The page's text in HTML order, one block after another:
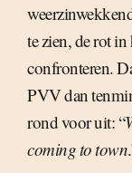
te zien, de rot
confronteren.
PVV dan
rond voor uit: “
coming to town